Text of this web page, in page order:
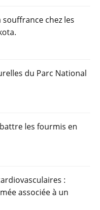
chez les
du Parc National
les fourmis en
:
associée à un